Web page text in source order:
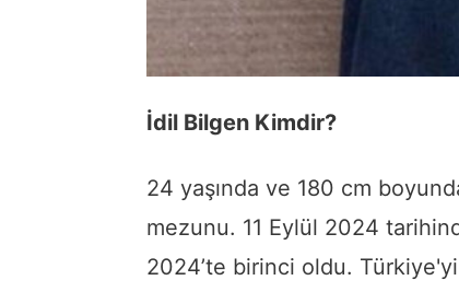
İdil Bilgen Kimdir?
24 yaşında ve 180 cm
mezunu. 11 Eylül 2024
2024’te birinci oldu.